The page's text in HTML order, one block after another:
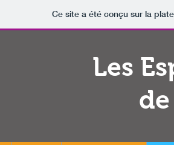
Ce site a été conçu sur la
Les